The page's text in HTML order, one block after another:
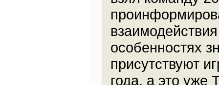
особенностях
присутствуют
года, а это уже